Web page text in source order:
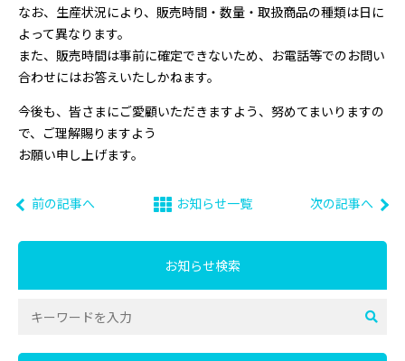
なお、生産状況により、販売時間・数量・取扱商品の種類は日に
よって異なります。
また、販売時間は事前に確定できないため、お電話等でのお問い
合わせにはお答えいたしかねます。
今後も、皆さまにご愛顧いただきますよう、努めてまいりますの
で、ご理解賜りますよう
お願い申し上げます。
前の記事へ お知らせ一覧 次の記事へ
お知らせ検索